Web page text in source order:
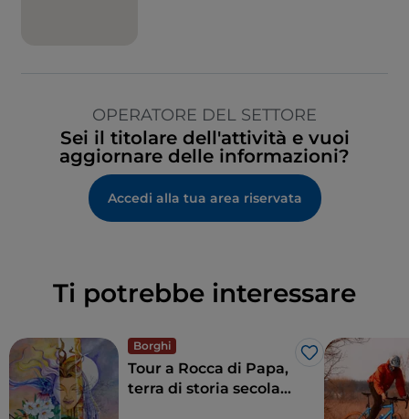
OPERATORE DEL SETTORE
Sei il titolare dell'attività e vuoi
aggiornare delle informazioni?
Accedi alla tua area riservata
Ti potrebbe interessare
Borghi
Like
Tour a Rocca di Papa,
terra di storia secolare